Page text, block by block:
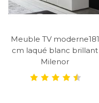
Meuble TV moderne181
cm laqué blanc brillant
Milenor